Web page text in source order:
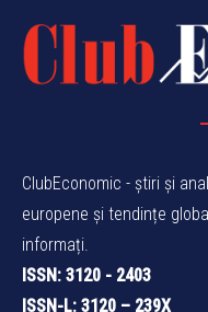
ClubEconomic - știri și
europene și tendințe
informați.
ISSN: 3120 - 2403
ISSN-L: 3120 – 239X